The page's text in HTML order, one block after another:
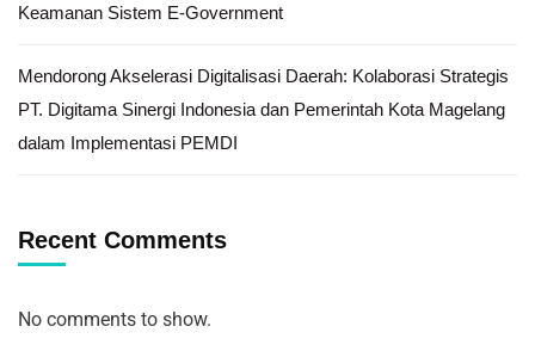
Keamanan Sistem E-Government
Mendorong Akselerasi Digitalisasi Daerah: Kolaborasi Strategis
PT. Digitama Sinergi Indonesia dan Pemerintah Kota Magelang
dalam Implementasi PEMDI
Recent Comments
No comments to show.